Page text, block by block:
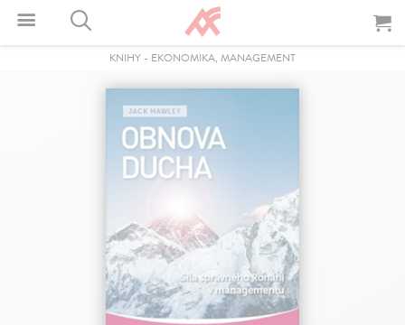
KNIHY - EKONOMIKA, MANAGEMENT